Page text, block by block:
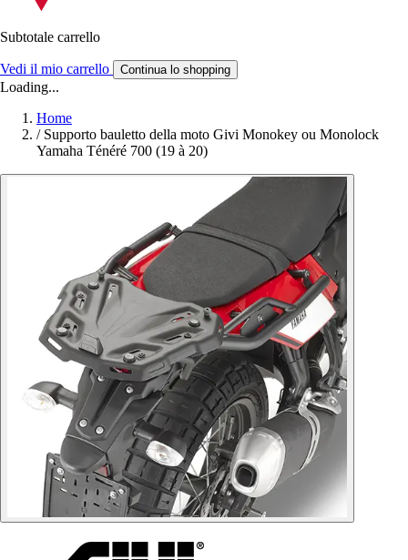
Subtotale carrello
Vedi il mio carrello Continua lo shopping
Loading...
Home
/ Supporto bauletto della moto Givi Monokey ou Monolock
Yamaha Ténéré 700 (19 à 20)